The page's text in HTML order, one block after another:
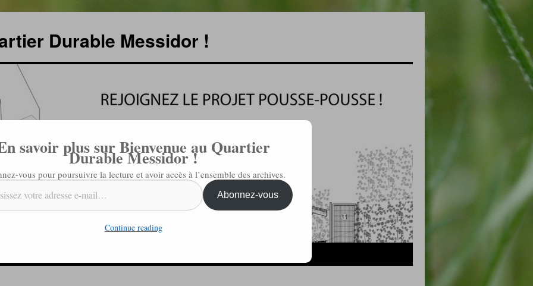
Durable Messidor !
savoir plus sur Bienvenue au Quartier
Durable Messidor !
vous pour poursuivre la lecture et avoir accès à l’ensemble des archives.
Abonnez-vous
Continue reading